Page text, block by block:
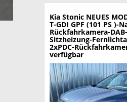
Kia Stonic NEUES
T-GDI GPF (101 PS )-
Rückfahrkamera-
Sitzheizung-
2xPDC-
verfügbar